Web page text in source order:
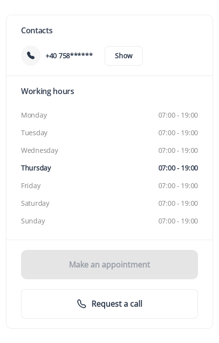
Contacts
+40 758****** Show
Working hours
Monday
07:00 - 19:00
Tuesday
07:00 - 19:00
Wednesday
07:00 - 19:00
Thursday
07:00 - 19:00
Friday
07:00 - 19:00
Saturday
07:00 - 19:00
Sunday
07:00 - 19:00
Make an appointment
Request a call